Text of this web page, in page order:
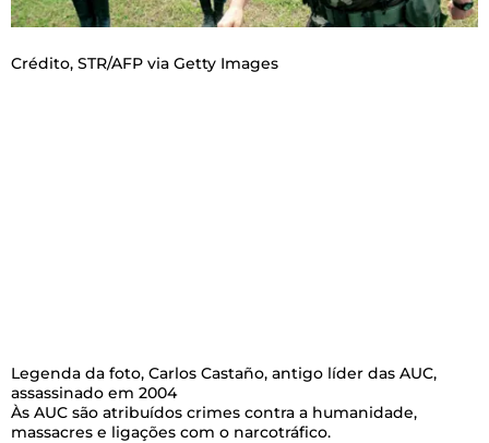
Crédito, STR/AFP via Getty Images
Legenda da foto, Carlos Castaño, antigo líder das AUC,
assassinado em 2004
Às AUC são atribuídos crimes contra a humanidade,
massacres e ligações com o narcotráfico.